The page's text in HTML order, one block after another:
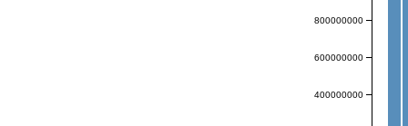
400000000
600000000
800000000